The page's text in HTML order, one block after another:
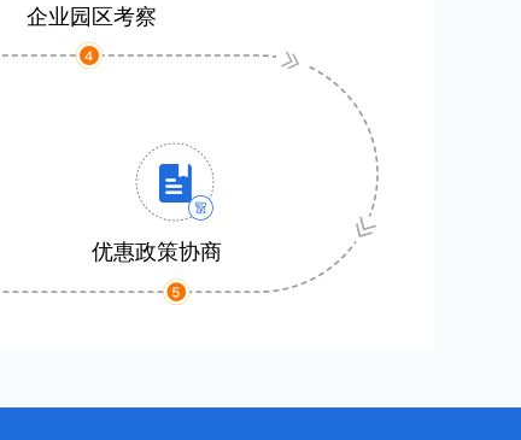
企业园区考察
优惠政策协商